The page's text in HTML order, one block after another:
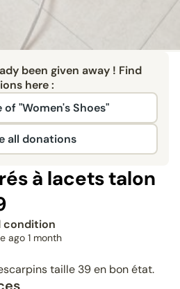
been given away ! Find
here :
of "Women's Shoes"
all donations
à lacets talon
condition
ago 1 month
taille 39 en bon état.